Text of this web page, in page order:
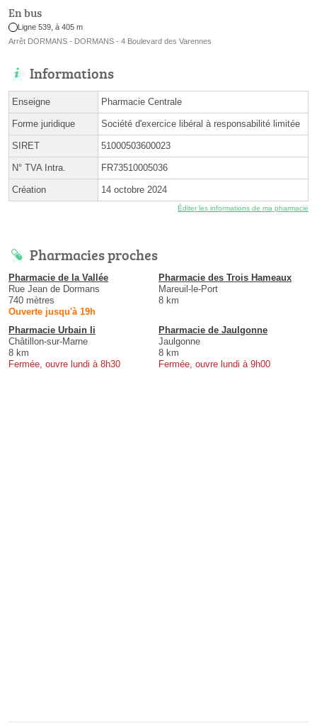
En bus
Ligne 539, à 405 m
Arrêt DORMANS - DORMANS - 4 Boulevard des Varennes
Informations
Enseigne Pharmacie Centrale
Forme juridique Société d'exercice libéral à responsabilité limitée
SIRET 51000503600023
N° TVA Intra. FR73510005036
Création 14 octobre 2024
Éditer les informations de ma pharmacie
Pharmacies proches
Pharmacie de la Vallée
Rue Jean de Dormans
740 mètres
Ouverte jusqu'à 19h
Pharmacie des Trois Hameaux
Mareuil-le-Port
8 km
Pharmacie Urbain Ii
Châtillon-sur-Marne
8 km
Fermée, ouvre lundi à 8h30
Pharmacie de Jaulgonne
Jaulgonne
8 km
Fermée, ouvre lundi à 9h00